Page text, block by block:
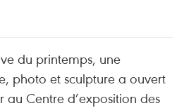
du printemps, une
photo et sculpture a ouvert
au Centre d’exposition des